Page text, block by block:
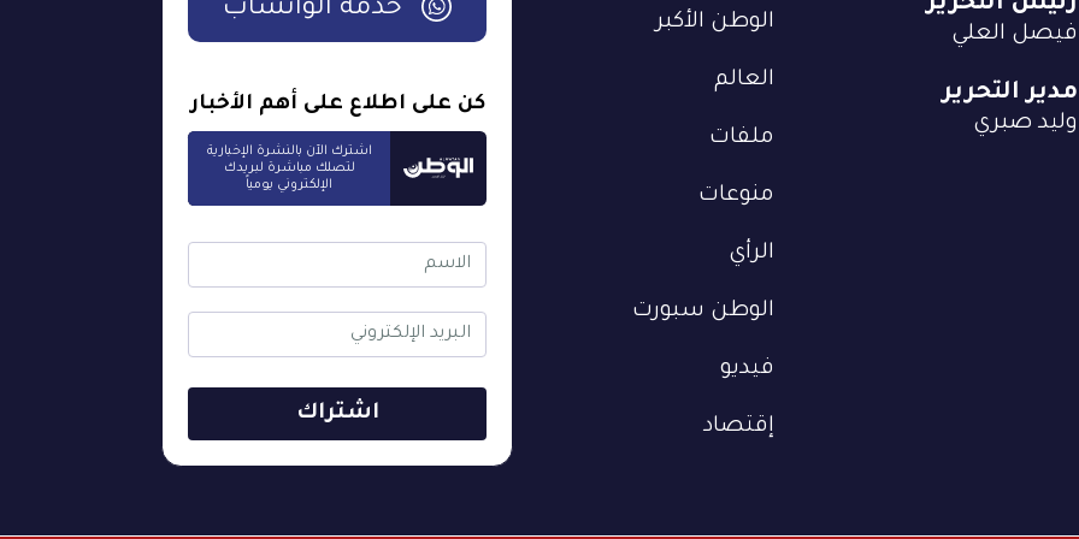
الوطن الأكبر
العالم
ملفات
منوعات
الرأي
الوطن سبورت
فيديو
إقتصاد
فيصل العلي
مدير التحرير
وليد صبري
خدمة الواتساب
كن على اطلاع على أهم الأخبار
اشترك الآن بالنشرة الإخبارية
لتصلك مباشرة لبريدك
الإلكتروني يومياً
اشتراك